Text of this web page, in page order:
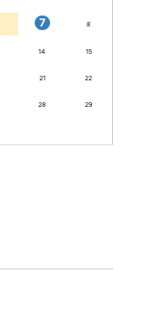
7 8
14 15
21 22
28 29